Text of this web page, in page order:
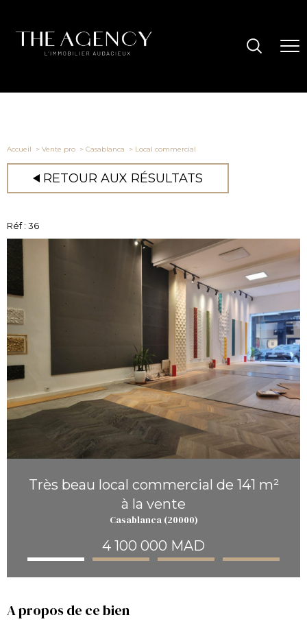
Accueil Vente pro Casablanca Local commercial
RETOUR AUX RÉSULTATS
Réf : 36
Très beau local commercial de 141 m²
à la vente
Casablanca (20000)
4 100 000 MAD
A propos de ce bien